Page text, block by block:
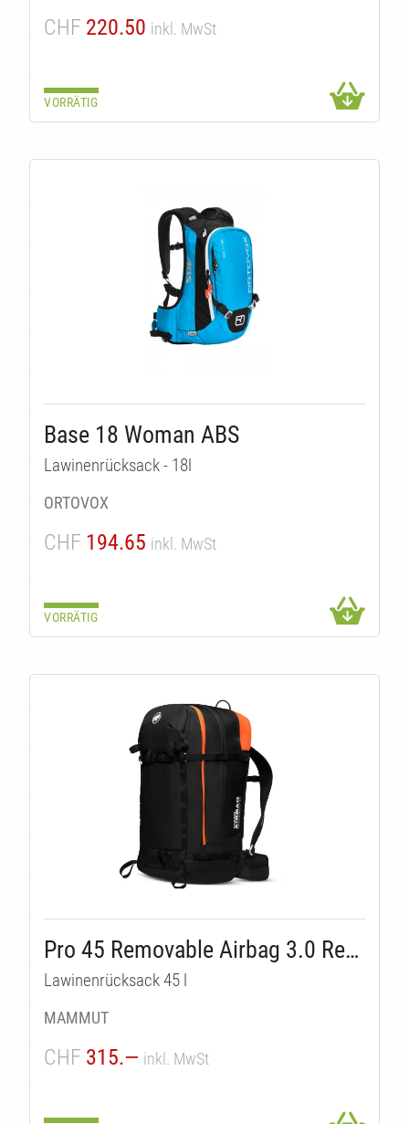
CHF 220.50 inkl. MwSt
VORRÄTIG
Base 18 Woman ABS
Lawinenrücksack - 18l
ORTOVOX
CHF 194.65 inkl. MwSt
VORRÄTIG
Pro 45 Removable Airbag 3.0 Ready
Lawinenrücksack 45 l
MAMMUT
CHF 315.— inkl. MwSt